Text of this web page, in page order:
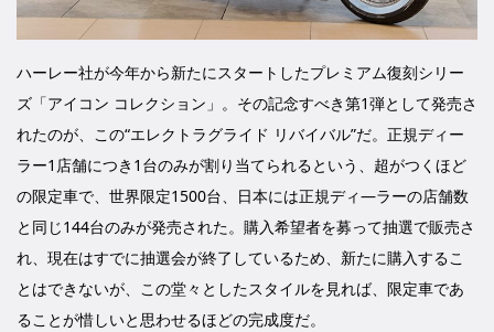
ハーレー社が今年から新たにスタートしたプレミアム復刻シリー
ズ「アイコン コレクション」。その記念すべき第1弾として発売さ
れたのが、この“エレクトラグライド リバイバル”だ。正規ディー
ラー1店舗につき1台のみが割り当てられるという、超がつくほど
の限定車で、世界限定1500台、日本には正規ディ―ラーの店舗数
と同じ144台のみが発売された。購入希望者を募って抽選で販売さ
れ、現在はすでに抽選会が終了しているため、新たに購入するこ
とはできないが、この堂々としたスタイルを見れば、限定車であ
ることが惜しいと思わせるほどの完成度だ。